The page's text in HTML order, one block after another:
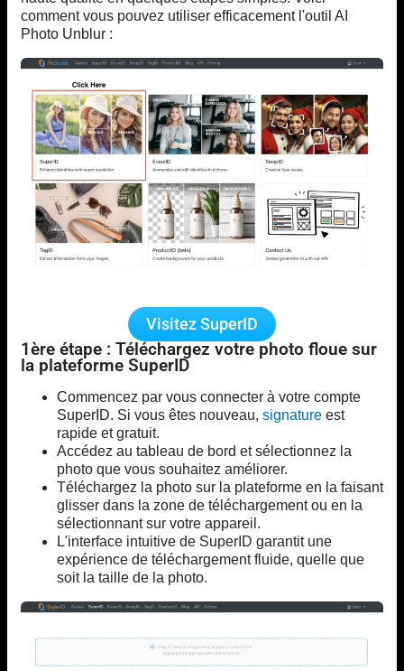
comment vous pouvez utiliser efficacement l'outil AI
Photo Unblur :
Visitez SuperID
1ère étape : Téléchargez votre photo floue sur
la plateforme SuperID
Commencez par vous connecter à votre compte
SuperID. Si vous êtes nouveau, signature est
rapide et gratuit.
Accédez au tableau de bord et sélectionnez la
photo que vous souhaitez améliorer.
Téléchargez la photo sur la plateforme en la faisant
glisser dans la zone de téléchargement ou en la
sélectionnant sur votre appareil.
L'interface intuitive de SuperID garantit une
expérience de téléchargement fluide, quelle que
soit la taille de la photo.